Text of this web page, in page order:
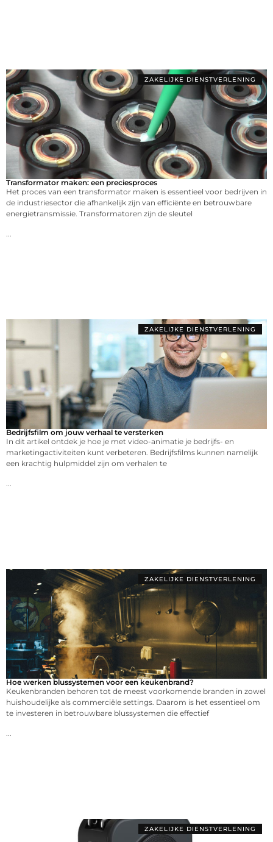
ZAKELIJKE DIENSTVERLENING
Transformator maken: een preciesproces
Het proces van een transformator maken is essentieel voor bedrijven in
de industriesector die afhankelijk zijn van efficiënte en betrouwbare
energietransmissie. Transformatoren zijn de sleutel
ZAKELIJKE DIENSTVERLENING
Bedrijfsfilm om jouw verhaal te versterken
In dit artikel ontdek je hoe je met video-animatie je bedrijfs- en
marketingactiviteiten kunt verbeteren. Bedrijfsfilms kunnen namelijk
een krachtig hulpmiddel zijn om verhalen te
ZAKELIJKE DIENSTVERLENING
Hoe werken blussystemen voor een keukenbrand?
Keukenbranden behoren tot de meest voorkomende branden in zowel
huishoudelijke als commerciële settings. Daarom is het essentieel om
te investeren in betrouwbare blussystemen die effectief
ZAKELIJKE DIENSTVERLENING